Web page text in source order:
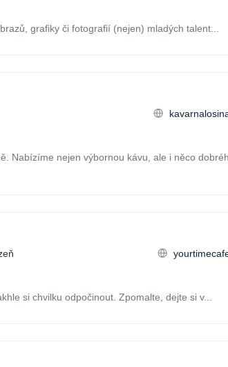
grafiky či fotografií (nejen) mladých talent...
Nabízíme nejen výbornou kávu, ale i něco
si chvilku odpočinout. Zpomalte, dejte si v...